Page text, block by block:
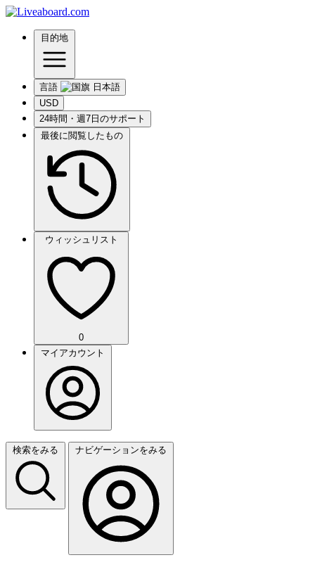
目的地
言語
USD
24時間・週7日のサポート
最後に閲覧したもの
ウィッシュリスト
0
マイアカウント
検索をみる ナビゲーションをみる